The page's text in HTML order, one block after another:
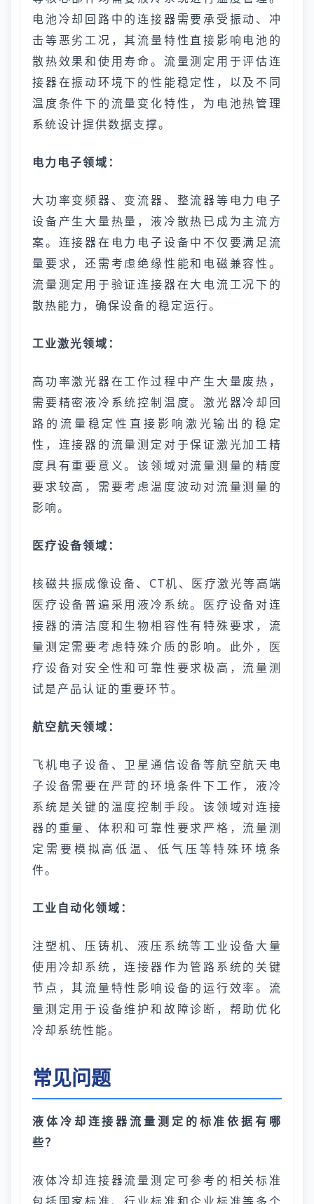
电池冷却回路中的连接器需要承受振动、冲
击等恶劣工况，其流量特性直接影响电池的
散热效果和使用寿命。流量测定用于评估连
接器在振动环境下的性能稳定性，以及不同
温度条件下的流量变化特性，为电池热管理
系统设计提供数据支撑。
电力电子领域：
大功率变频器、变流器、整流器等电力电子
设备产生大量热量，液冷散热已成为主流方
案。连接器在电力电子设备中不仅要满足流
量要求，还需考虑绝缘性能和电磁兼容性。
流量测定用于验证连接器在大电流工况下的
散热能力，确保设备的稳定运行。
工业激光领域：
高功率激光器在工作过程中产生大量废热，
需要精密液冷系统控制温度。激光器冷却回
路的流量稳定性直接影响激光输出的稳定
性，连接器的流量测定对于保证激光加工精
度具有重要意义。该领域对流量测量的精度
要求较高，需要考虑温度波动对流量测量的
影响。
医疗设备领域：
核磁共振成像设备、CT机、医疗激光等高端
医疗设备普遍采用液冷系统。医疗设备对连
接器的清洁度和生物相容性有特殊要求，流
量测定需要考虑特殊介质的影响。此外，医
疗设备对安全性和可靠性要求极高，流量测
试是产品认证的重要环节。
航空航天领域：
飞机电子设备、卫星通信设备等航空航天电
子设备需要在严苛的环境条件下工作，液冷
系统是关键的温度控制手段。该领域对连接
器的重量、体积和可靠性要求严格，流量测
定需要模拟高低温、低气压等特殊环境条
件。
工业自动化领域：
注塑机、压铸机、液压系统等工业设备大量
使用冷却系统，连接器作为管路系统的关键
节点，其流量特性影响设备的运行效率。流
量测定用于设备维护和故障诊断，帮助优化
冷却系统性能。
常见问题
液体冷却连接器流量测定的标准依据有哪
些？
液体冷却连接器流量测定可参考的相关标准